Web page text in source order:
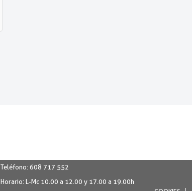
Teléfono: 608 717 552
Horario: L-Mc 10.00 a 12.00 y 17.00 a 19.00h